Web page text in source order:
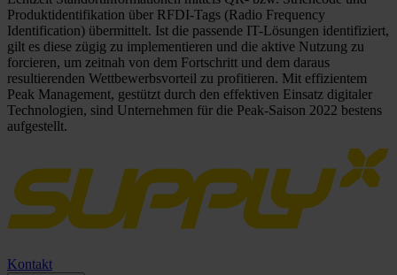
Produktidentifikation über RFDI-Tags (Radio Frequency
Identification) übermittelt. Ist die passende IT-Lösungen identifiziert,
gilt es diese zügig zu implementieren und die aktive Nutzung zu
forcieren, um zeitnah von dem Fortschritt und dem daraus
resultierenden Wettbewerbsvorteil zu profitieren. Mit effizientem
Peak Management, gestützt durch den effektiven Einsatz digitaler
Technologien, sind Unternehmen für die Peak-Saison 2022 bestens
aufgestellt.
Kontakt